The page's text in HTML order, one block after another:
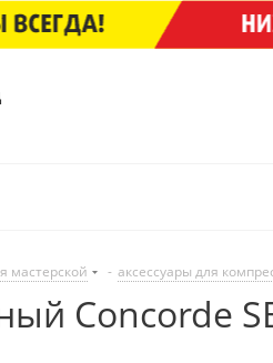
мастерской - аксессуары для
Concorde